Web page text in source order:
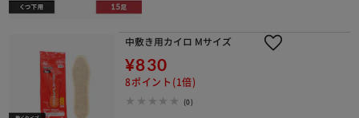
中敷き用カイロ Mサイズ
¥830
8ポイント(1倍)
(0)